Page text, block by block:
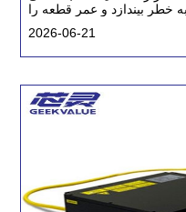
خطر بیندازد و عمر قطعه را
برای تشخیص و تعمیر
2026-06-21